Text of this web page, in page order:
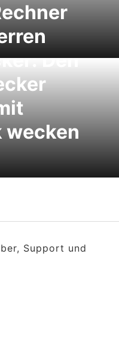
Den
wecken
Support und